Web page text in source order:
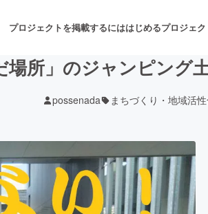
プロジェクトを掲載するにははじめるプロジェ
舞台・
ム・サービス開発 フード
場所」のジャンピング
possenada まちづくり・地域活